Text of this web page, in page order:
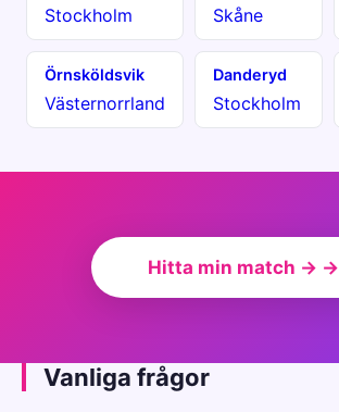
Stockholm Skåne
Örnsköldsvik
Västernorrland
Danderyd
Stockholm
Hitta min match → →
Vanliga frågor